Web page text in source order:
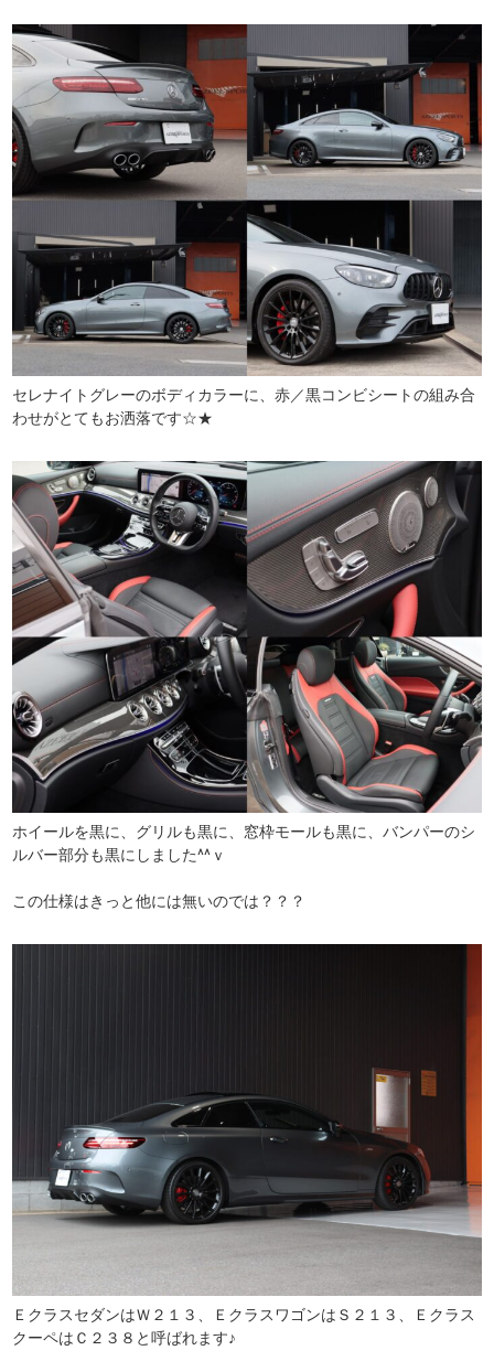
セレナイトグレーのボディカラーに、赤／黒コンビシートの組み合
わせがとてもお洒落です☆★
ホイールを黒に、グリルも黒に、窓枠モールも黒に、バンパーのシ
ルバー部分も黒にしました^^ｖ
この仕様はきっと他には無いのでは？？？
ＥクラスセダンはＷ２１３、ＥクラスワゴンはＳ２１３、Ｅクラス
クーペはＣ２３８と呼ばれます♪